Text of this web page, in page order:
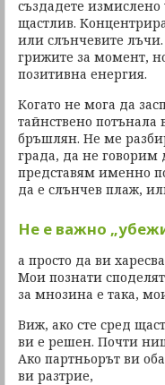
създадете измислено
щастлив.
или слънчевите
грижите за момент,
позитивна енергия.
Когато не мога да
тайнствено потънала
бръшлян. Не ме
града, да не говорим
представям именно
да е слънчев плаж,
Не е важно
а просто да ви
Мои познати
за мнозина е така,
Виж, ако сте сред
ви е решен. Почти
Ако партньорът ви
ви разтрие,